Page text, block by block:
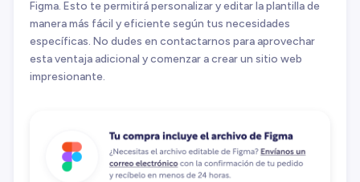
Figma. Esto te permitirá personalizar y editar la plantilla de
manera más fácil y eficiente según tus necesidades
específicas. No dudes en contactarnos para aprovechar
esta ventaja adicional y comenzar a crear un sitio web
impresionante.